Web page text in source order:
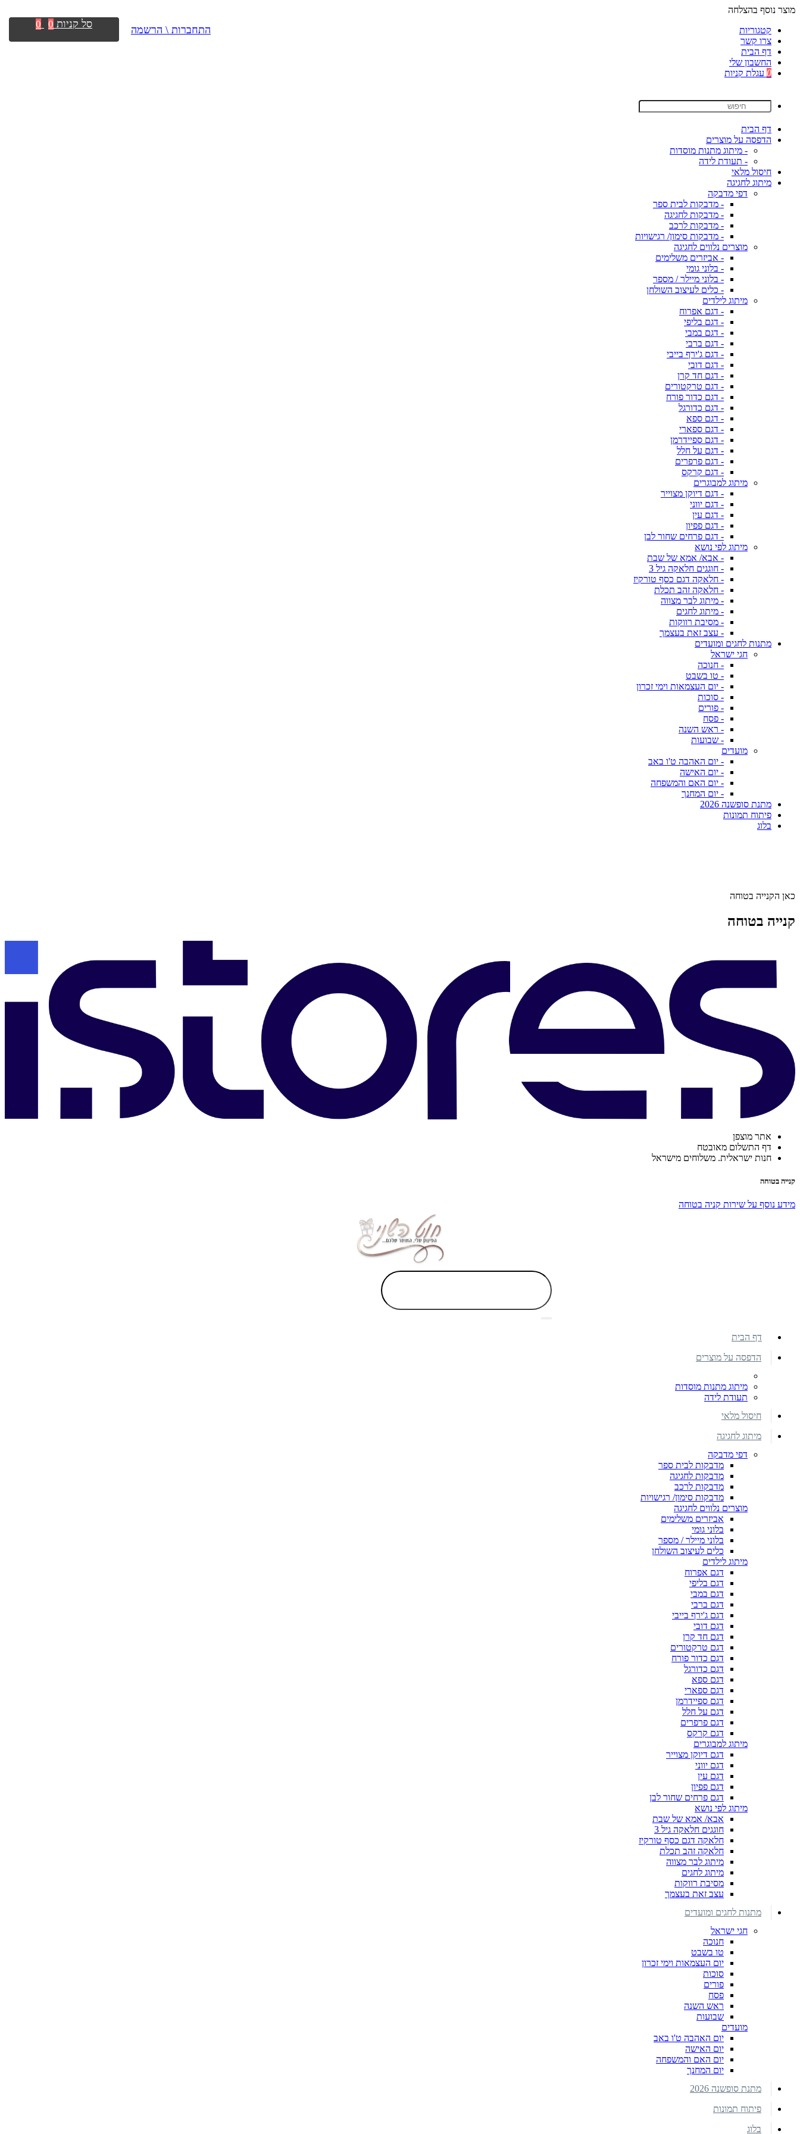
מוצר נוסף בהצלחה
קטגוריות
צרו קשר
דף הבית
החשבון שלי
0 עגלת קניות
דף הבית
הדפסה על מוצרים
- מיתוג מתנות מוסדות
- תעודת לידה
חיסול מלאי
מיתוג לחגיגה
דפי מדבקה
- מדבקות לבית ספר
- מדבקות לחגיגה
- מדבקות לרכב
- מדבקות סימון/ רגישויות
מוצרים נלווים לחגיגה
- אביזרים משלימים
- בלוני גומי
- בלוני מיילר / מספר
- כלים לעיצוב השולחן
מיתוג לילדים
- דגם אפרוח
- דגם בליפי
- דגם במבי
- דגם ברבי
- דגם ג'ירף בייבי
- דגם דובי
- דגם חד קרן
- דגם טרקטורים
- דגם כדור פורח
- דגם כדורגל
- דגם ספא
- דגם ספארי
- דגם ספיידרמן
- דגם על חלל
- דגם פרפרים
- דגם קרקס
מיתוג למבוגרים
- דגם דיוקן מצוייר
- דגם יווני
- דגם עין
- דגם פפיון
- דגם פרחים שחור לבן
מיתוג לפי נושא
- אבא/ אמא של שבת
- חוגגים חלאקה גיל 3
- חלאקה דגם כסף טורקיז
- חלאקה זהב תכלת
- מיתוג לבר מצווה
- מיתוג לחגים
- מסיבת רווקות
- עצב זאת בעצמך
מתנות לחגים ומועדים
חגי ישראל
- חנוכה
- טו בשבט
- יום העצמאות וימי זכרון
- סוכות
- פורים
- פסח
- ראש השנה
- שבועות
מועדים
- יום האהבה ט'ו באב
- יום האישה
- יום האם והמשפחה
- יום המחנך
מתנת סופשנה 2026
פיתוח תמונות
בלוג
כאן הקנייה בטוחה
קנייה בטוחה
אתר מוצפן
דף התשלום מאובטח
חנות ישראלית. משלוחים מישראל
קנייה בטוחה
מידע נוסף על שירות קניה בטוחה
התחברות \ הרשמה סל קניות 0
0
דף הבית
הדפסה על מוצרים
מיתוג מתנות מוסדות
תעודת לידה
חיסול מלאי
מיתוג לחגיגה
דפי מדבקה
מדבקות לבית ספר
מדבקות לחגיגה
מדבקות לרכב
מדבקות סימון/ רגישויות
מוצרים נלווים לחגיגה
אביזרים משלימים
בלוני גומי
בלוני מיילר / מספר
כלים לעיצוב השולחן
מיתוג לילדים
דגם אפרוח
דגם בליפי
דגם במבי
דגם ברבי
דגם ג'ירף בייבי
דגם דובי
דגם חד קרן
דגם טרקטורים
דגם כדור פורח
דגם כדורגל
דגם ספא
דגם ספארי
דגם ספיידרמן
דגם על חלל
דגם פרפרים
דגם קרקס
מיתוג למבוגרים
דגם דיוקן מצוייר
דגם יווני
דגם עין
דגם פפיון
דגם פרחים שחור לבן
מיתוג לפי נושא
אבא/ אמא של שבת
חוגגים חלאקה גיל 3
חלאקה דגם כסף טורקיז
חלאקה זהב תכלת
מיתוג לבר מצווה
מיתוג לחגים
מסיבת רווקות
עצב זאת בעצמך
מתנות לחגים ומועדים
חגי ישראל
חנוכה
טו בשבט
יום העצמאות וימי זכרון
סוכות
פורים
פסח
ראש השנה
שבועות
מועדים
יום האהבה ט'ו באב
יום האישה
יום האם והמשפחה
יום המחנך
מתנת סופשנה 2026
פיתוח תמונות
בלוג